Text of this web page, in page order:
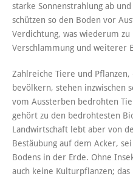
starke Sonnenstrahlung ab und
schützen so den Boden vor
Verdichtung, was wiederum zu
Verschlammung und weiterer
Zahlreiche Tiere und
bevölkern, stehen inzwischen
vom Aussterben bedrohten
gehört zu den bedrohtesten
Landwirtschaft lebt aber von
Bestäubung auf dem Acker,
Bodens in der Erde. Ohne
auch keine Kulturpflanzen;